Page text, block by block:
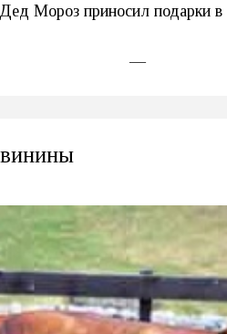
Мороз приносил подарки в
—